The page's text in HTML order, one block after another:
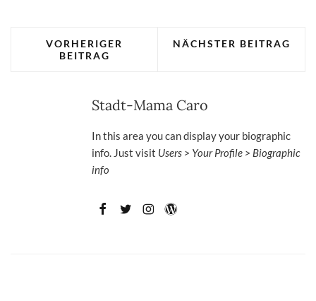
VORHERIGER
BEITRAG
NÄCHSTER BEITRAG
Stadt-Mama Caro
In this area you can display your biographic
info. Just visit Users > Your Profile > Biographic
info